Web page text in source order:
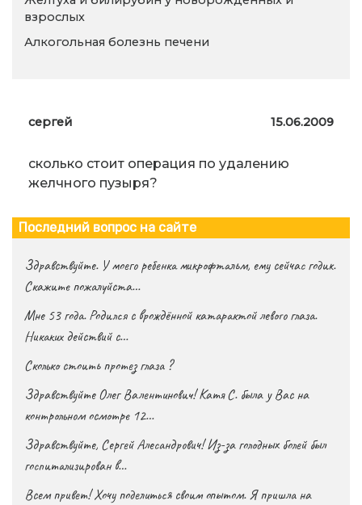
взрослых
Алкогольная болезнь печени
сергей 15.06.2009
сколько стоит операция по удалению
желчного пузыря?
Последний вопрос на сайте
Здравствуйте. У моего ребенка микрофтальм, ему сейчас годик.
Скажите пожалуйста…
Мне 53 года. Родился с врождённой катарактой левого глаза.
Никаких действий с…
Сколько стоить протез глаза ?
Здравствуйте Олег Валентинович! Катя С. была у Вас на
контрольном осмотре 12…
Здравствуйте, Сергей Алесандрович! Из-за голодных болей был
госпитализирован в…
Всем привет! Хочу поделиться своим опытом. Я пришла на